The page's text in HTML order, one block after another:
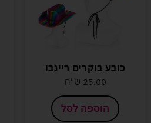
כובע בוקרים ריינבו
25.00 ש"ח
הוספה לסל